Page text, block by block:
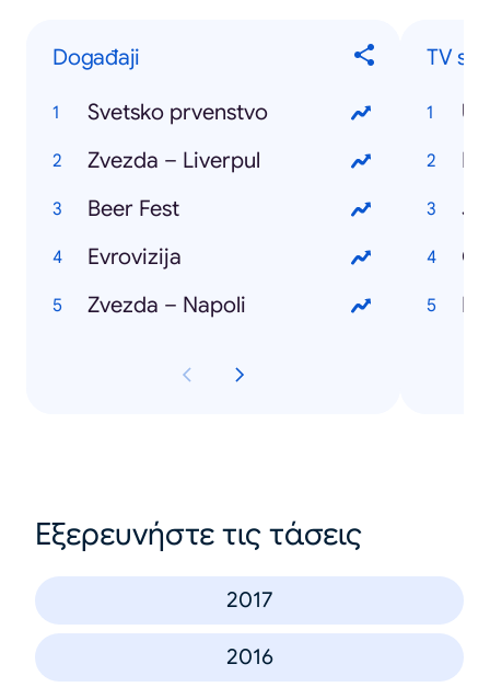
Događaji
Svetsko prvenstvo
Zvezda – Liverpul
Beer Fest
Evrovizija
Zvezda – Napoli
TV
Εξερευνήστε τις τάσεις
2017
2016